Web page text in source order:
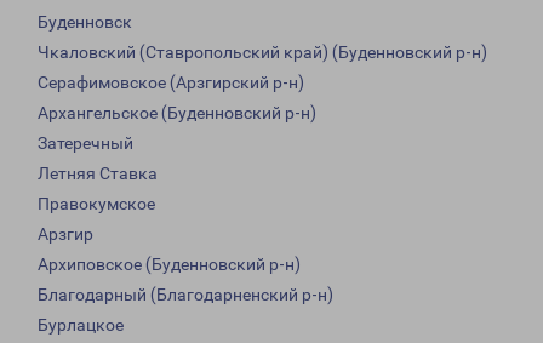
Буденновск
Чкаловский (Ставропольский край) (Буденновский р-н)
Серафимовское (Арзгирский р-н)
Архангельское (Буденновский р-н)
Затеречный
Летняя Ставка
Правокумское
Арзгир
Архиповское (Буденновский р-н)
Благодарный (Благодарненский р-н)
Бурлацкое